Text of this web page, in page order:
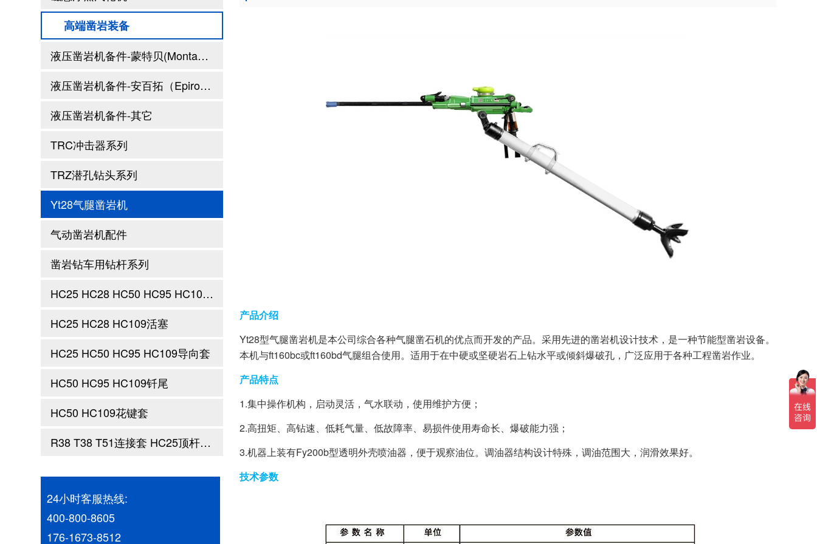
高端凿岩装备
液压凿岩机备件-蒙特贝(Montabert)系列
液压凿岩机备件-安百拓（Epiroc)系列
液压凿岩机备件-其它
TRC冲击器系列
TRZ潜孔钻头系列
Yt28气腿凿岩机
气动凿岩机配件
凿岩钻车用钻杆系列
HC25 HC28 HC50 HC95 HC109 把持套 止推套
HC25 HC28 HC109活塞
HC25 HC50 HC95 HC109导向套
HC50 HC95 HC109钎尾
HC50 HC109花键套
R38 T38 T51连接套 HC25顶杆前端 顶杆钎尾
24小时客服热线:
400-800-8605
176-1673-8512
产品介绍
Yt28型气腿凿岩机是本公司综合各种气腿凿石机的优点而开发的产品。采用先进的凿岩机设计技术，是一种节能型凿岩设备。
本机与ft160bc或ft160bd气腿组合使用。适用于在中硬或坚硬岩石上钻水平或倾斜爆破孔，广泛应用于各种工程凿岩作业。
产品特点
1.集中操作机构，启动灵活，气水联动，使用维护方便；
2.高扭矩、高钻速、低耗气量、低故障率、易损件使用寿命长、爆破能力强；
3.机器上装有Fy200b型透明外壳喷油器，便于观察油位。调油器结构设计特殊，调油范围大，润滑效果好。
技术参数